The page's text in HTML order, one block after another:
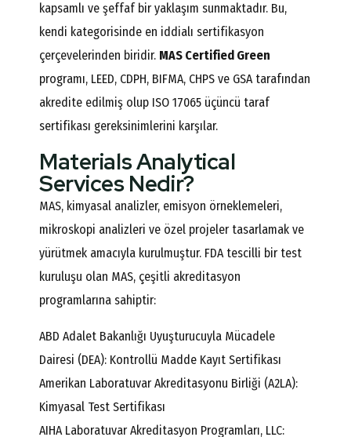
kapsamlı ve şeffaf bir yaklaşım sunmaktadır. Bu,
kendi kategorisinde en iddialı sertifikasyon
çerçevelerinden biridir. MAS Certified Green
programı, LEED, CDPH, BIFMA, CHPS ve GSA tarafından
akredite edilmiş olup ISO 17065 üçüncü taraf
sertifikası gereksinimlerini karşılar.
Materials Analytical
Services Nedir?
MAS, kimyasal analizler, emisyon örneklemeleri,
mikroskopi analizleri ve özel projeler tasarlamak ve
yürütmek amacıyla kurulmuştur. FDA tescilli bir test
kuruluşu olan MAS, çeşitli akreditasyon
programlarına sahiptir:
ABD Adalet Bakanlığı Uyuşturucuyla Mücadele
Dairesi (DEA): Kontrollü Madde Kayıt Sertifikası
Amerikan Laboratuvar Akreditasyonu Birliği (A2LA):
Kimyasal Test Sertifikası
AIHA Laboratuvar Akreditasyon Programları, LLC: